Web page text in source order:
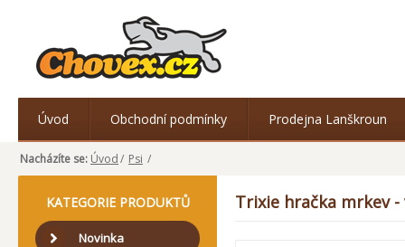
Úvod Obchodní podmínky Prodejna Lanškroun
Nacházíte se: Úvod/ Psi /
KATEGORIE PRODUKTŮ
Novinka
Trixie hračka mrkev